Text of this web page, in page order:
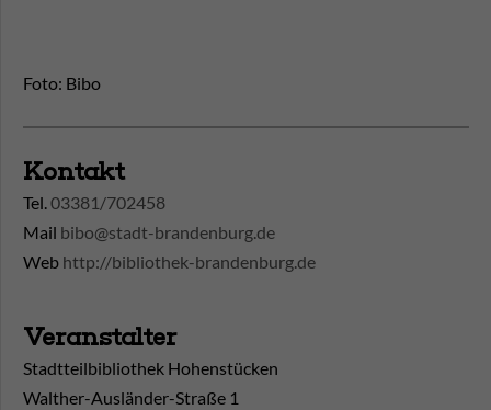
Foto: Bibo
Kontakt
Tel.03381/702458
Mail bibo@stadt-brandenburg.de
Web http://bibliothek-brandenburg.de
Veranstalter
Stadtteilbibliothek Hohenstücken
Walther-Ausländer-Straße 1